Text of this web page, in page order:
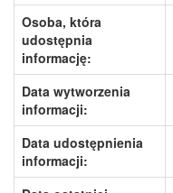
Osoba, która
udostępnia
informację:
Data wytworzenia
informacji:
Data udostępnienia
informacji: